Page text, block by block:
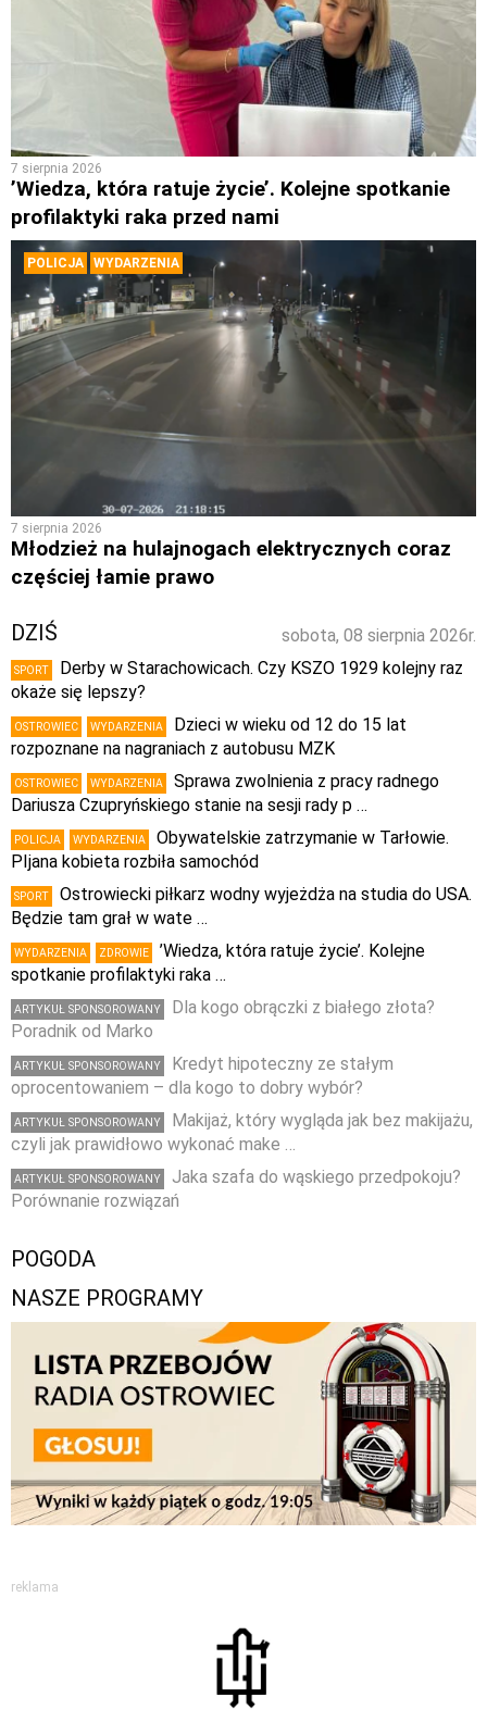
7 sierpnia 2026
’Wiedza, która ratuje życie’. Kolejne spotkanie
profilaktyki raka przed nami
POLICJA WYDARZENIA
7 sierpnia 2026
Młodzież na hulajnogach elektrycznych coraz
częściej łamie prawo
sobota, 08 sierpnia 2026r.
DZIŚ
SPORT
Derby w Starachowicach. Czy KSZO 1929 kolejny raz
okaże się lepszy?
OSTROWIEC WYDARZENIA
Dzieci w wieku od 12 do 15 lat
rozpoznane na nagraniach z autobusu MZK
OSTROWIEC WYDARZENIA
Sprawa zwolnienia z pracy radnego
Dariusza Czupryńskiego stanie na sesji rady p …
POLICJA WYDARZENIA
Obywatelskie zatrzymanie w Tarłowie.
PIjana kobieta rozbiła samochód
SPORT
Ostrowiecki piłkarz wodny wyjeżdża na studia do USA.
Będzie tam grał w wate …
WYDARZENIA ZDROWIE
’Wiedza, która ratuje życie’. Kolejne
spotkanie profilaktyki raka …
ARTYKUŁ SPONSOROWANY
Dla kogo obrączki z białego złota?
Poradnik od Marko
ARTYKUŁ SPONSOROWANY
Kredyt hipoteczny ze stałym
oprocentowaniem – dla kogo to dobry wybór?
ARTYKUŁ SPONSOROWANY
Makijaż, który wygląda jak bez makijażu,
czyli jak prawidłowo wykonać make …
ARTYKUŁ SPONSOROWANY
Jaka szafa do wąskiego przedpokoju?
Porównanie rozwiązań
POGODA
NASZE PROGRAMY
reklama